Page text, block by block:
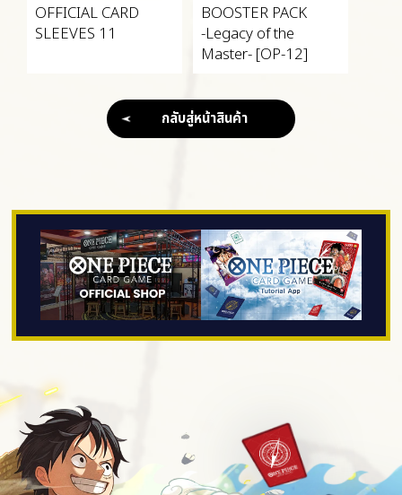
OFFICIAL CARD
SLEEVES 11
BOOSTER PACK
-Legacy of the
Master- [OP-12]
กลับสู่หน้าสินค้า